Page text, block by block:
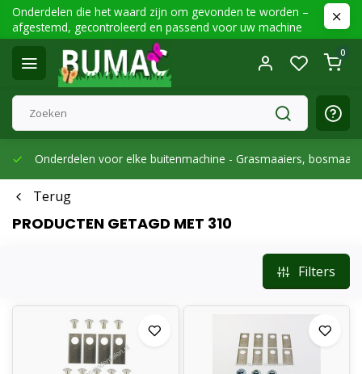
Onderdelen die het waard zijn om gevonden te worden –
afgestemd, gecontroleerd en passend voor uw machine
0
Onderdelen voor elke buitenmachine - Grasmaaiers,
Terug
PRODUCTEN GETAGD MET 310
Filters